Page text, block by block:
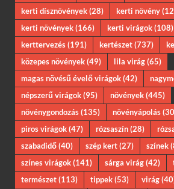
kerti dísznövények(28) kerti növény
kerti növények(166) kerti virágok(108)
kerttervezés(191) kertészet(737)
közepes növények(49) lila virág(65)
magas növésű évelő virágok(42)
népszerű virágok(95) növények(445)
növénygondozás(135) növényápolás
piros virágok(47) rózsaszín(28)
szabadidő(40) szép kert(27) színek
színes virágok(141) sárga virág(42)
természet(113) tippek(53) virág